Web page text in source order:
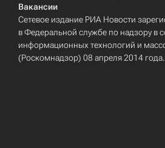
Вакансии
Сетевое издание РИА Новости
в Федеральной службе по надзору в
информационных технологий и
(Роскомнадзор) 08 апреля 2014 года.